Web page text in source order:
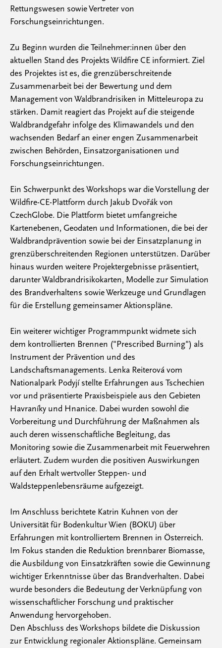
Rettungswesen sowie Vertreter von
Forschungseinrichtungen.
Zu Beginn wurden die Teilnehmer:innen über den
aktuellen Stand des Projekts Wildfire CE informiert. Ziel
des Projektes ist es, die grenzüberschreitende
Zusammenarbeit bei der Bewertung und dem
Management von Waldbrandrisiken in Mitteleuropa zu
stärken. Damit reagiert das Projekt auf die steigende
Waldbrandgefahr infolge des Klimawandels und den
wachsenden Bedarf an einer engen Zusammenarbeit
zwischen Behörden, Einsatzorganisationen und
Forschungseinrichtungen.
Ein Schwerpunkt des Workshops war die Vorstellung der
Wildfire-CE-Plattform durch Jakub Dvořák von
CzechGlobe. Die Plattform bietet umfangreiche
Kartenebenen, Geodaten und Informationen, die bei der
Waldbrandprävention sowie bei der Einsatzplanung in
grenzüberschreitenden Regionen unterstützen. Darüber
hinaus wurden weitere Projektergebnisse präsentiert,
darunter Waldbrandrisikokarten, Modelle zur Simulation
des Brandverhaltens sowie Werkzeuge und Grundlagen
für die Erstellung gemeinsamer Aktionspläne.
Ein weiterer wichtiger Programmpunkt widmete sich
dem kontrollierten Brennen ("Prescribed Burning") als
Instrument der Prävention und des
Landschaftsmanagements. Lenka Reiterová vom
Nationalpark Podyjí stellte Erfahrungen aus Tschechien
vor und präsentierte Praxisbeispiele aus den Gebieten
Havraníky und Hnanice. Dabei wurden sowohl die
Vorbereitung und Durchführung der Maßnahmen als
auch deren wissenschaftliche Begleitung, das
Monitoring sowie die Zusammenarbeit mit Feuerwehren
erläutert. Zudem wurden die positiven Auswirkungen
auf den Erhalt wertvoller Steppen- und
Waldsteppenlebensräume aufgezeigt.
Im Anschluss berichtete Katrin Kuhnen von der
Universität für Bodenkultur Wien (BOKU) über
Erfahrungen mit kontrolliertem Brennen in Österreich.
Im Fokus standen die Reduktion brennbarer Biomasse,
die Ausbildung von Einsatzkräften sowie die Gewinnung
wichtiger Erkenntnisse über das Brandverhalten. Dabei
wurde besonders die Bedeutung der Verknüpfung von
wissenschaftlicher Forschung und praktischer
Anwendung hervorgehoben.
Den Abschluss des Workshops bildete die Diskussion
zur Entwicklung regionaler Aktionspläne. Gemeinsam